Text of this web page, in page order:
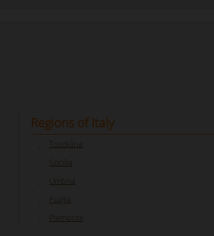
Regions of Italy
Toszkána
Szicília
Umbria
Puglia
Piemonte